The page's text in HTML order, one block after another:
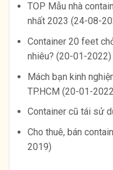
TOP Mẫu nhà
nhất 2023 (24-08-
Container 20 feet
nhiêu? (20-01-2022)
Mách bạn kinh
TP.HCM (20-01-
Container cũ tái sử
Cho thuê, bán
2019)